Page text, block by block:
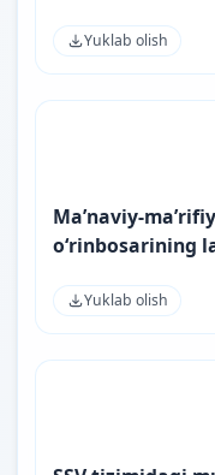
Yuklab olish
Ma’naviy-
o‘rinbosarining
Yuklab olish